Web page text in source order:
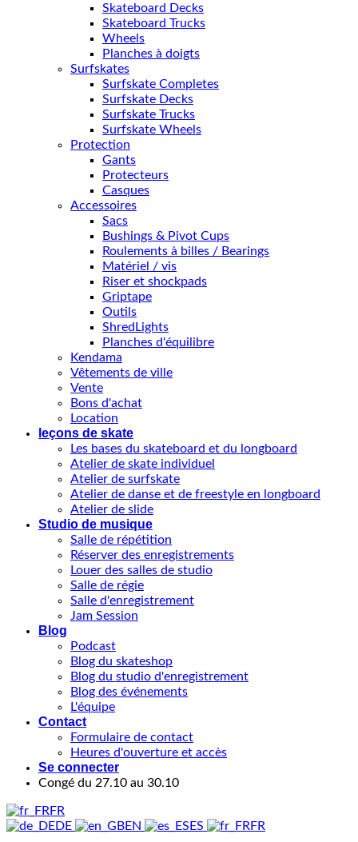
Skateboard Decks
Skateboard Trucks
Wheels
Planches à doigts
Surfskates
Surfskate Completes
Surfskate Decks
Surfskate Trucks
Surfskate Wheels
Protection
Gants
Protecteurs
Casques
Accessoires
Sacs
Bushings & Pivot Cups
Roulements à billes / Bearings
Matériel / vis
Riser et shockpads
Griptape
Outils
ShredLights
Planches d'équilibre
Kendama
Vêtements de ville
Vente
Bons d'achat
Location
leçons de skate
Les bases du skateboard et du longboard
Atelier de skate individuel
Atelier de surfskate
Atelier de danse et de freestyle en longboard
Atelier de slide
Studio de musique
Salle de répétition
Réserver des enregistrements
Louer des salles de studio
Salle de régie
Salle d'enregistrement
Jam Session
Blog
Podcast
Blog du skateshop
Blog du studio d'enregistrement
Blog des événements
L'équipe
Contact
Formulaire de contact
Heures d'ouverture et accès
Se connecter
Congé du 27.10 au 30.10
FR
DE
EN ES FR